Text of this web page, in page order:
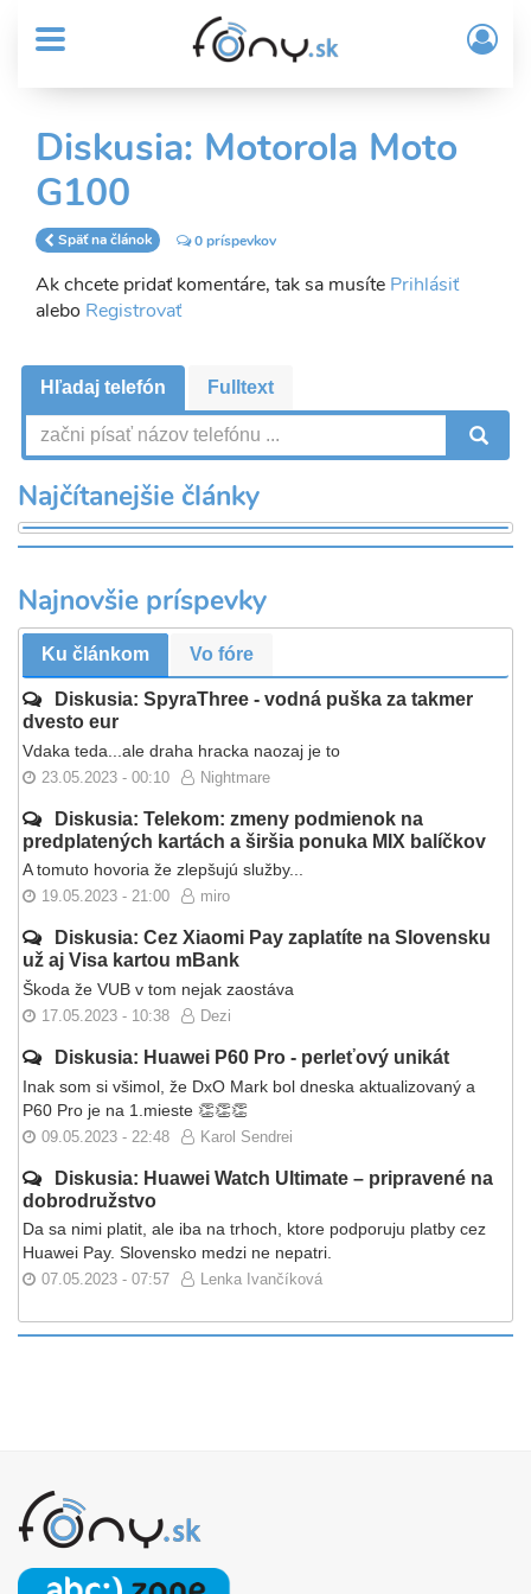
obsah
MENU
Sub
Header
menu
User
account
menu
/
Diskusia: Motorola Moto
G100
Späť na článok 0 príspevkov
Ak chcete pridať komentáre, tak sa musíte Prihlásiť
alebo Registrovať
Hľadaj telefón Fulltext
Najčítanejšie články
Najnovšie príspevky
Ku článkom Vo fóre
Diskusia: SpyraThree - vodná puška za takmer
dvesto eur
Vdaka teda...ale draha hracka naozaj je to
23.05.2023 - 00:10 Nightmare
Diskusia: Telekom: zmeny podmienok na
predplatených kartách a širšia ponuka MIX balíčkov
A tomuto hovoria že zlepšujú služby...
19.05.2023 - 21:00 miro
Diskusia: Cez Xiaomi Pay zaplatíte na Slovensku
už aj Visa kartou mBank
Škoda že VUB v tom nejak zaostáva
17.05.2023 - 10:38 Dezi
Diskusia: Huawei P60 Pro - perleťový unikát
Inak som si všimol, že DxO Mark bol dneska aktualizovaný a
P60 Pro je na 1.mieste 👏👏👏
09.05.2023 - 22:48 Karol Sendrei
Diskusia: Huawei Watch Ultimate – pripravené na
dobrodružstvo
Da sa nimi platit, ale iba na trhoch, ktore podporuju platby cez
Huawei Pay. Slovensko medzi ne nepatri.
07.05.2023 - 07:57 Lenka Ivančíková